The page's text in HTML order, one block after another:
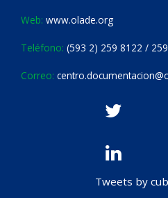
Web: www.olade.org
Teléfono: (593 2) 259 8122 /
Correo:
Tweets by